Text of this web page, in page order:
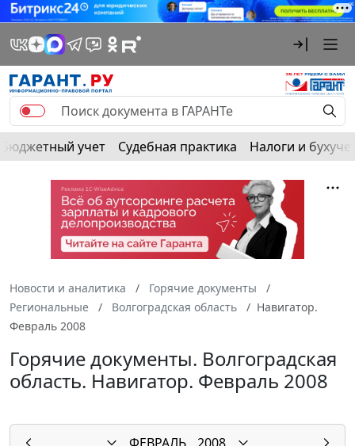
Бюджетный учет Судебная практика Налоги и
Новости и аналитика
Горячие документы
Региональные
Волгоградская область
Навигатор.
Февраль 2008
Горячие документы. Волгоградская
область. Навигатор. Февраль 2008